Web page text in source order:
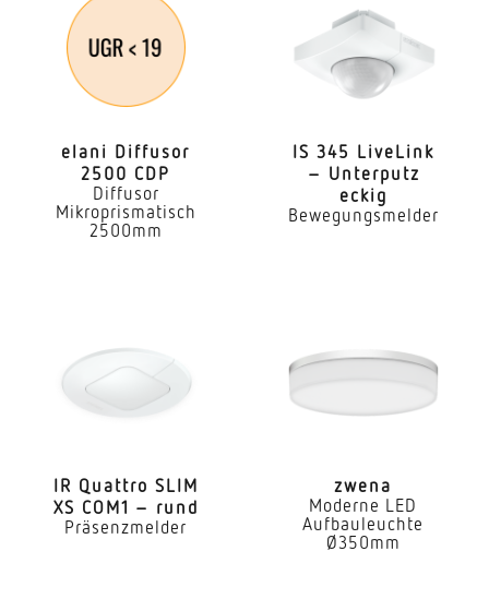
elani Diffusor
2500 CDP
Diffusor
Mikroprismatisch
2500mm
IS 345 LiveLink
– Unterputz
eckig
Bewegungsmelder
IR Quattro SLIM
XS COM1 – rund
Präsenzmelder
zwena
Moderne LED
Aufbauleuchte
Ø350mm